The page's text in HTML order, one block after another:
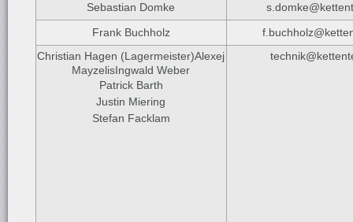
Sebastian Domke
Frank Buchholz
Christian Hagen (Lagermeister)Alexej
MayzelisIngwald Weber
Patrick Barth
Justin Miering
Stefan Facklam